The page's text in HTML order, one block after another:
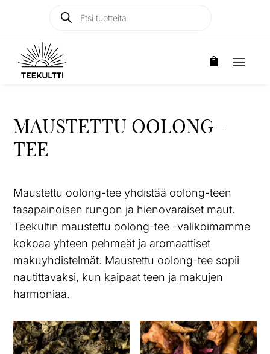
Products
search
Products
search
MAUSTETTU OOLONG-
TEE
Maustettu oolong-tee yhdistää oolong-teen
tasapainoisen rungon ja hienovaraiset maut.
Teekultin maustettu oolong-tee -valikoimamme
kokoaa yhteen pehmeät ja aromaattiset
makuyhdistelmät. Maustettu oolong-tee sopii
nautittavaksi, kun kaipaat teen ja makujen
harmoniaa.